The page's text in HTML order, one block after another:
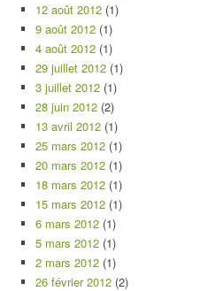
12 août 2012 (1)
9 août 2012 (1)
4 août 2012 (1)
29 juillet 2012 (1)
3 juillet 2012 (1)
28 juin 2012 (2)
13 avril 2012 (1)
25 mars 2012 (1)
20 mars 2012 (1)
18 mars 2012 (1)
15 mars 2012 (1)
6 mars 2012 (1)
5 mars 2012 (1)
2 mars 2012 (1)
26 février 2012 (2)